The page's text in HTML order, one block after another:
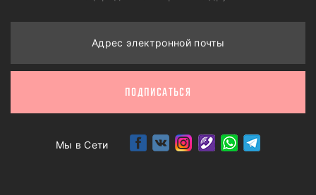
Адрес электронной почты
ПОДПИСАТЬСЯ
Мы в Сети